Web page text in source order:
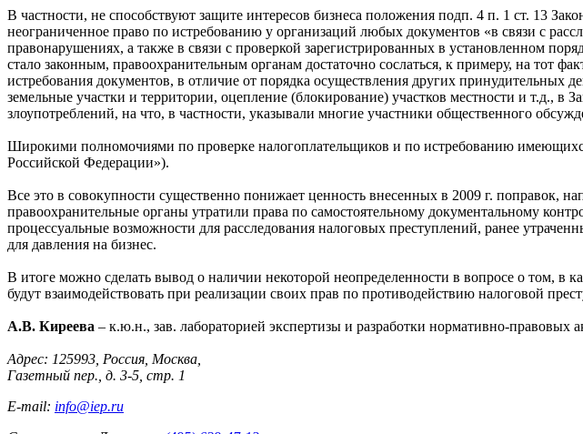
В частности, не способствуют защите интересов бизнеса положения подп. 4 п. 1 ст. 13
неограниченное право по истребованию у организаций любых документов «в связи с
правонарушениях, а также в связи с проверкой зарегистрированных в установленном
стало законным, правоохранительным органам достаточно сослаться, к примеру, на тот
истребования документов, в отличие от порядка осуществления других
земельные участки и территории, оцепление (блокирование) участков местности и т.д.,
злоупотреблений, на что, в частности, указывали многие участники общественного
Широкими полномочиями по проверке налогоплательщиков и по истребованию
Российской Федерации»).
Все это в совокупности существенно понижает ценность внесенных в 2009 г. поправок,
правоохранительные органы утратили права по самостоятельному документальному
процессуальные возможности для расследования налоговых преступлений, ранее
для давления на бизнес.
В итоге можно сделать вывод о наличии некоторой неопределенности в вопросе о том, в
будут взаимодействовать при реализации своих прав по противодействию налоговой
А.В. Киреева – к.ю.н., зав. лабораторией экспертизы и разработки нормативно-правовых
Адрес: 125993, Россия, Москва,
Газетный пер., д. 3-5, стр. 1
E-mail: info@iep.ru